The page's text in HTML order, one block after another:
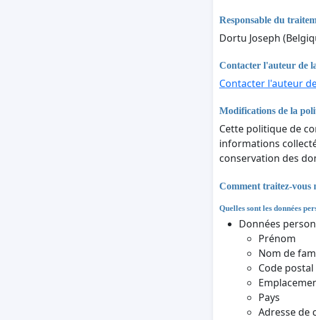
Responsable du
Dortu Joseph
Contacter l'auteur de
Contacter l'auteur
Modifications de la
Cette politique de
informations
conservation des
Comment traitez-vous
Quelles sont les données
Données
Prénom
Nom de
Code postal
Pays
Adresse de